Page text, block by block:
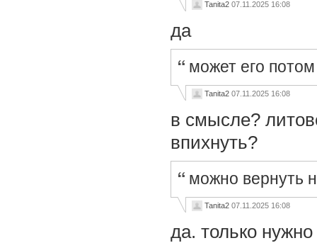
Tanita2 07.11.2025 16:08
да
может его
Tanita2 07.11.2025 16:08
в смысле?
впихнуть?
можно вернуть
Tanita2 07.11.2025 16:08
да. только